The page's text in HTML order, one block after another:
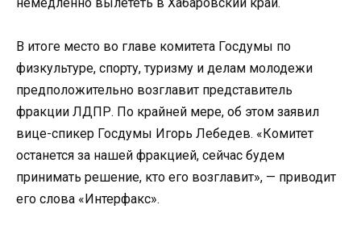
В итоге место во главе комитета Госдумы по
физкультуре, спорту, туризму и делам молодежи
предположительно возглавит представитель
фракции ЛДПР. По крайней мере, об этом заявил
вице-спикер Госдумы Игорь Лебедев. «Комитет
останется за нашей фракцией, сейчас будем
принимать решение, кто его возглавит», — приводит
его слова «Интерфакс».